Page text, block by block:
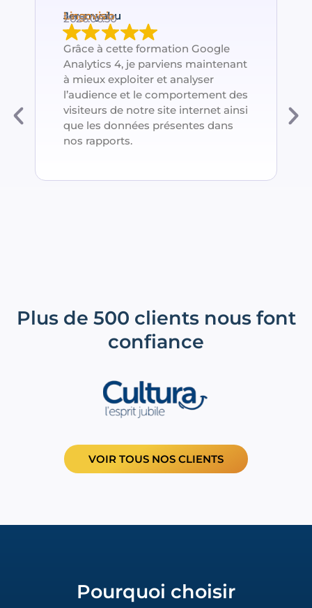
Jeremyahu
Lingovisio
2026.06.30
Grâce à cette formation Google
Analytics 4, je parviens maintenant
à mieux exploiter et analyser
l’audience et le comportement des
visiteurs de notre site internet ainsi
que les données présentes dans
nos rapports.
Plus de 500 clients nous font
confiance
VOIR TOUS NOS CLIENTS
Pourquoi choisir